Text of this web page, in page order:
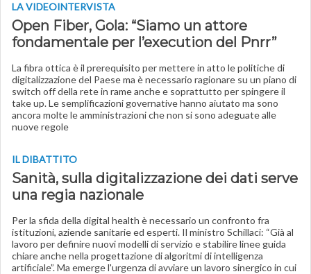
LA VIDEOINTERVISTA
Open Fiber, Gola: “Siamo un attore
fondamentale per l’execution del Pnrr”
La fibra ottica è il prerequisito per mettere in atto le politiche di
digitalizzazione del Paese ma è necessario ragionare su un piano di
switch off della rete in rame anche e soprattutto per spingere il
take up. Le semplificazioni governative hanno aiutato ma sono
ancora molte le amministrazioni che non si sono adeguate alle
nuove regole
IL DIBATTITO
Sanità, sulla digitalizzazione dei dati serve
una regia nazionale
Per la sfida della digital health è necessario un confronto fra
istituzioni, aziende sanitarie ed esperti. Il ministro Schillaci: “Già al
lavoro per definire nuovi modelli di servizio e stabilire linee guida
chiare anche nella progettazione di algoritmi di intelligenza
artificiale”. Ma emerge l'urgenza di avviare un lavoro sinergico in cui